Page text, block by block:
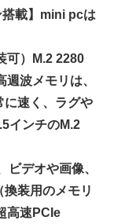
搭載】mini pcは
可）M.2 2280
波メモリは、
に速く、ラグや
インチのM.2
デオや画像、
装用のメモリ
高速PCIe